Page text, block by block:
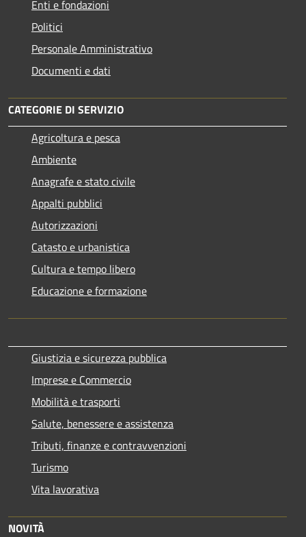
Enti e fondazioni
Politici
Personale Amministrativo
Documenti e dati
CATEGORIE DI SERVIZIO
Agricoltura e pesca
Ambiente
Anagrafe e stato civile
Appalti pubblici
Autorizzazioni
Catasto e urbanistica
Cultura e tempo libero
Educazione e formazione
Giustizia e sicurezza pubblica
Imprese e Commercio
Mobilità e trasporti
Salute, benessere e assistenza
Tributi, finanze e contravvenzioni
Turismo
Vita lavorativa
NOVITÀ